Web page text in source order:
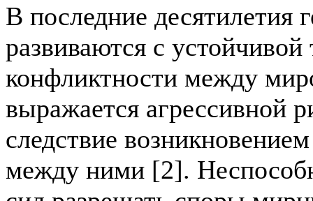
В последние десятилетия
развиваются с
конфликтности между
выражается агрессивной
следствие
между ними [2].